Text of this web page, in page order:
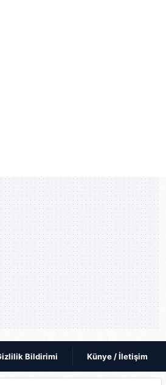
Bildirimi Künye / İletişim